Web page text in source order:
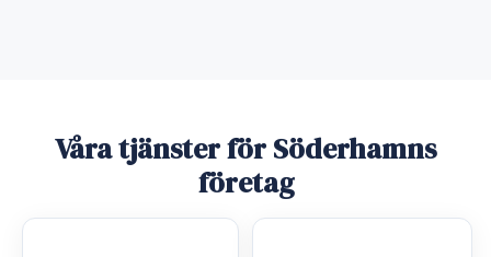
Våra tjänster för Söderhamns
företag